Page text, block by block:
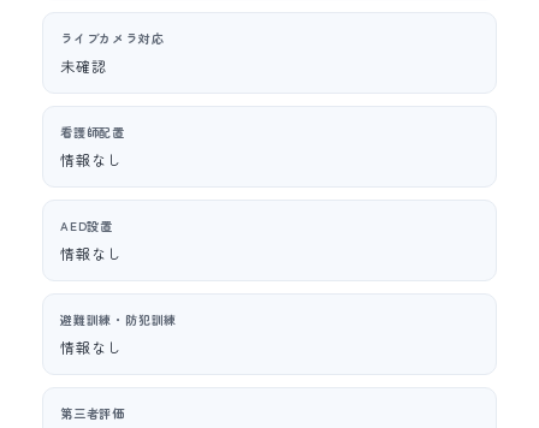
ライブカメラ対応
未確認
看護師配置
情報なし
AED設置
情報なし
避難訓練・防犯訓練
情報なし
第三者評価